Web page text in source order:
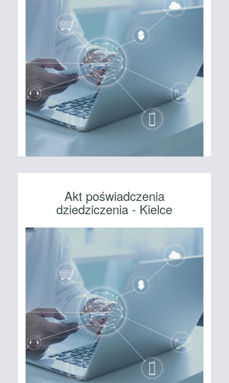
Akt poświadczenia
dziedziczenia - Kielce